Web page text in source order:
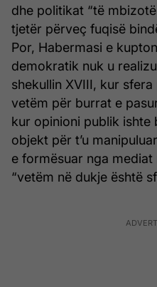
dhe politikat “të
tjetër përveç fuqisë
Por, Habermasi e
demokratik nuk u
shekullin XVIII, kur
vetëm për burrat e
kur opinioni publik ishte
objekt për t’u
e formësuar nga mediat
“vetëm në dukje është